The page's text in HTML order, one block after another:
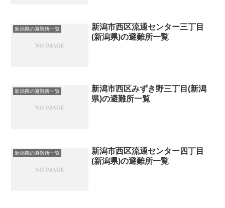
新潟県の避難所一覧
新潟市西区流通センター三丁目
(新潟県)の避難所一覧
新潟県の避難所一覧
新潟市西区みずき野三丁目(新潟
県)の避難所一覧
新潟県の避難所一覧
新潟市西区流通センター四丁目
(新潟県)の避難所一覧